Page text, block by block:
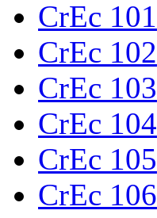
CrEc 101
CrEc 102
CrEc 103
CrEc 104
CrEc 105
CrEc 106